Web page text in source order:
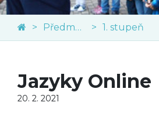
Předměty 1. stupeň
Jazyky Online
20. 2. 2021